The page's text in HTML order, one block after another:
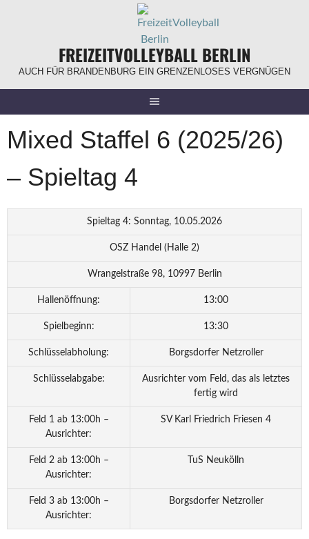
FREIZEITVOLLEYBALL BERLIN
AUCH FÜR BRANDENBURG EIN GRENZENLOSES VERGNÜGEN
Mixed Staffel 6 (2025/26)
– Spieltag 4
Spieltag 4: Sonntag, 10.05.2026
OSZ Handel (Halle 2)
Wrangelstraße 98, 10997 Berlin
Hallenöffnung: 13:00
Spielbeginn: 13:30
Schlüsselabholung: Borgsdorfer Netzroller
Schlüsselabgabe:
Ausrichter vom Feld, das als letztes
fertig wird
Feld 1 ab 13:00h –
Ausrichter:
SV Karl Friedrich Friesen 4
Feld 2 ab 13:00h –
Ausrichter:
TuS Neukölln
Feld 3 ab 13:00h –
Ausrichter:
Borgsdorfer Netzroller